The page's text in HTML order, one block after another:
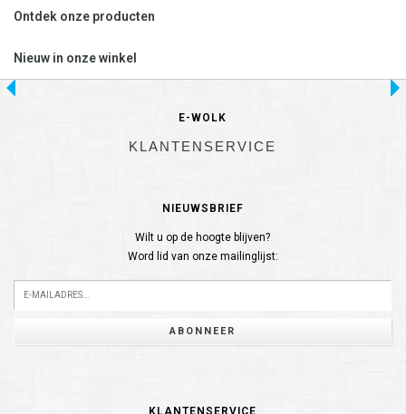
Ontdek onze producten
Nieuw in onze winkel
E-WOLK
KLANTENSERVICE
NIEUWSBRIEF
Wilt u op de hoogte blijven?
Word lid van onze mailinglijst:
ABONNEER
KLANTENSERVICE